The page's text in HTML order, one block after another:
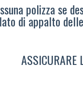
polizza se
di appalto
ASSICURARE